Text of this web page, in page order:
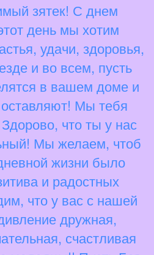
зятек! С днем
день мы хотим
удачи, здоровья,
и во всем, пусть
в вашем доме и
оставляют! Мы тебя
что ты у нас
Мы желаем, чтоб
жизни было
и радостных
что у вас с нашей
дружная,
счастливая